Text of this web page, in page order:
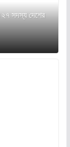
সদস্য দেশের